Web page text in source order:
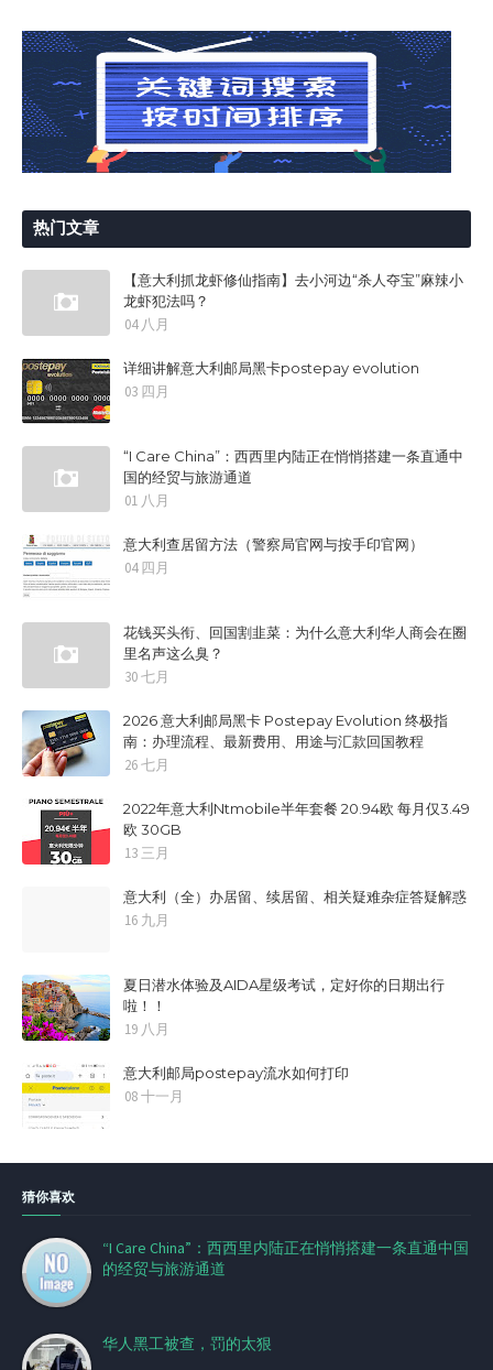
热门文章
【意大利抓龙虾修仙指南】去小河边“杀人夺宝”麻辣小
龙虾犯法吗？
04 八月
详细讲解意大利邮局黑卡postepay evolution
03 四月
“I Care China”：西西里内陆正在悄悄搭建一条直通中
国的经贸与旅游通道
01 八月
意大利查居留方法（警察局官网与按手印官网）
04 四月
花钱买头衔、回国割韭菜：为什么意大利华人商会在圈
里名声这么臭？
30 七月
2026 意大利邮局黑卡 Postepay Evolution 终极指
南：办理流程、最新费用、用途与汇款回国教程
26 七月
2022年意大利Ntmobile半年套餐 20.94欧 每月仅3.49
欧 30GB
13 三月
意大利（全）办居留、续居留、相关疑难杂症答疑解惑
16 九月
夏日潜水体验及AIDA星级考试，定好你的日期出行
啦！！
19 八月
意大利邮局postepay流水如何打印
08 十一月
猜你喜欢
“I Care China”：西西里内陆正在悄悄搭建一条直通中国
的经贸与旅游通道
华人黑工被查，罚的太狠